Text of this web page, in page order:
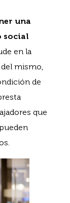
una
social
en la
mismo,
de
que